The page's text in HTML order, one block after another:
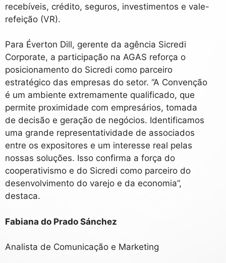
recebíveis, crédito, seguros, investimentos e vale-
refeição (VR).
Para Éverton Dill, gerente da agência Sicredi
Corporate, a participação na AGAS reforça o
posicionamento do Sicredi como parceiro
estratégico das empresas do setor. “A Convenção
é um ambiente extremamente qualificado, que
permite proximidade com empresários, tomada
de decisão e geração de negócios. Identificamos
uma grande representatividade de associados
entre os expositores e um interesse real pelas
nossas soluções. Isso confirma a força do
cooperativismo e do Sicredi como parceiro do
desenvolvimento do varejo e da economia”,
destaca.
Fabiana do Prado Sánchez
Analista de Comunicação e Marketing